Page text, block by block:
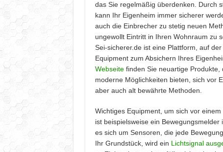
das Sie regelmäßig überdenken. Durch
kann Ihr Eigenheim immer sicherer
auch die Einbrecher zu stetig neuen
ungewollt Eintritt in Ihren Wohnraum zu
Sei-sicherer.de ist eine Plattform, auf
Equipment zum Absichern Ihres
Webseitefinden Sie neuartige Produkte,
moderne Möglichkeiten bieten, sich vor
aber auch alt bewährte Methoden.
Wichtiges Equipment, um sich vor
ist beispielsweise ein
es sich um Sensoren, die jede
Ihr Grundstück, wird ein Lichtsignal